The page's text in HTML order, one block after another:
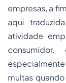
empresas, a
aqui
atividade
multas